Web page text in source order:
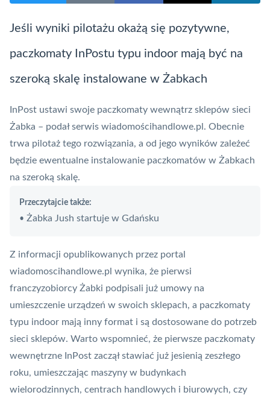
Jeśli wyniki pilotażu okażą się pozytywne,
paczkomaty InPostu typu indoor mają być na
szeroką skalę instalowane w Żabkach
InPost ustawi swoje paczkomaty wewnątrz sklepów sieci
Żabka – podał serwis wiadomościhandlowe.pl . Obecnie
trwa pilotaż tego rozwiązania, a od jego wyników zależeć
będzie ewentualne instalowanie paczkomatów w Żabkach
na szeroką skalę.
Przeczytajcie także:
• Żabka Jush startuje w Gdańsku
Z informacji opublikowanych przez portal
wiadomoscihandlowe.pl wynika, że pierwsi
franczyzobiorcy Żabki podpisali już umowy na
umieszczenie urządzeń w swoich sklepach, a paczkomaty
typu indoor mają inny format i są dostosowane do potrzeb
sieci sklepów. Warto wspomnieć, że pierwsze paczkomaty
wewnętrzne InPost zaczął stawiać już jesienią zeszłego
roku, umieszczając maszyny w budynkach
wielorodzinnych, centrach handlowych i biurowych, czy